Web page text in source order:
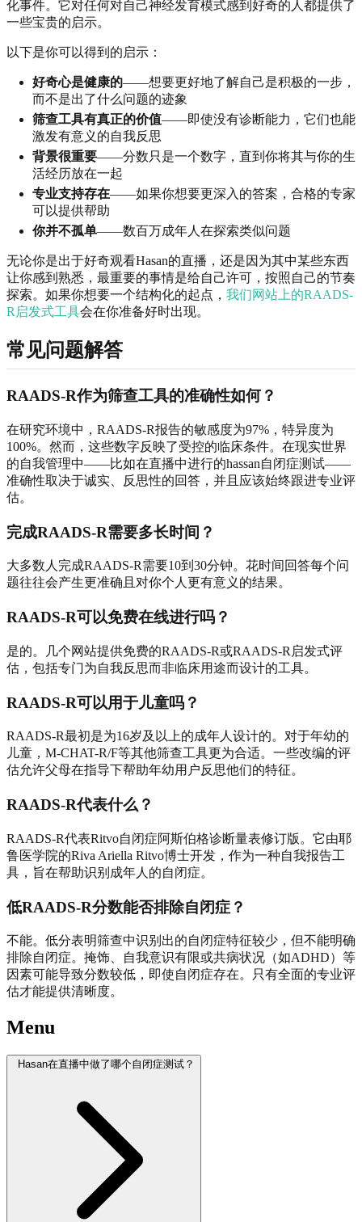
化事件。它对任何对自己神经发育模式感到好奇的人都提供了
一些宝贵的启示。
以下是你可以得到的启示：
好奇心是健康的——想要更好地了解自己是积极的一步，
而不是出了什么问题的迹象
筛查工具有真正的价值——即使没有诊断能力，它们也能
激发有意义的自我反思
背景很重要——分数只是一个数字，直到你将其与你的生
活经历放在一起
专业支持存在——如果你想要更深入的答案，合格的专家
可以提供帮助
你并不孤单——数百万成年人在探索类似问题
无论你是出于好奇观看Hasan的直播，还是因为其中某些东西
让你感到熟悉，最重要的事情是给自己许可，按照自己的节奏
探索。如果你想要一个结构化的起点， 我们网站上的RAADS-
R启发式工具会在你准备好时出现。
常见问题解答
RAADS-R作为筛查工具的准确性如何？
在研究环境中，RAADS-R报告的敏感度为97%，特异度为
100%。然而，这些数字反映了受控的临床条件。在现实世界
的自我管理中——比如在直播中进行的hassan自闭症测试——
准确性取决于诚实、反思性的回答，并且应该始终跟进专业评
估。
完成RAADS-R需要多长时间？
大多数人完成RAADS-R需要10到30分钟。花时间回答每个问
题往往会产生更准确且对你个人更有意义的结果。
RAADS-R可以免费在线进行吗？
是的。几个网站提供免费的RAADS-R或RAADS-R启发式评
估，包括专门为自我反思而非临床用途而设计的工具。
RAADS-R可以用于儿童吗？
RAADS-R最初是为16岁及以上的成年人设计的。对于年幼的
儿童，M-CHAT-R/F等其他筛查工具更为合适。一些改编的评
估允许父母在指导下帮助年幼用户反思他们的特征。
RAADS-R代表什么？
RAADS-R代表Ritvo自闭症阿斯伯格诊断量表修订版。它由耶
鲁医学院的Riva Ariella Ritvo博士开发，作为一种自我报告工
具，旨在帮助识别成年人的自闭症。
低RAADS-R分数能否排除自闭症？
不能。低分表明筛查中识别出的自闭症特征较少，但不能明确
排除自闭症。掩饰、自我意识有限或共病状况（如ADHD）等
因素可能导致分数较低，即使自闭症存在。只有全面的专业评
估才能提供清晰度。
Menu
Hasan在直播中做了哪个自闭症测试？